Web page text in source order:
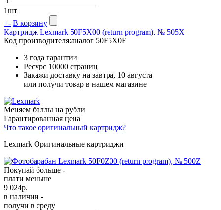
1шт
+- В корзину
Картридж Lexmark 50F5X00 (return program), № 505X
Код производителя:аналог 50F5X0E
3 года гарантии
Ресурс 10000 страниц
Закажи доставку на завтра, 10 августа
или получи товар в нашем магазине
Меняем баллы на рубли
Гарантированная цена
Что такое оригинальный картридж?
Lexmark Оригинальные картриджи
Покупай больше -
плати меньше
9 024р.
в наличии -
получи в среду